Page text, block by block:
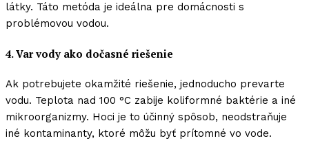
látky. Táto metóda je ideálna pre domácnosti s
problémovou vodou.
4. Var vody ako dočasné riešenie
Ak potrebujete okamžité riešenie, jednoducho prevarte
vodu. Teplota nad 100 °C zabije koliformné baktérie a iné
mikroorganizmy. Hoci je to účinný spôsob, neodstraňuje
iné kontaminanty, ktoré môžu byť prítomné vo vode.